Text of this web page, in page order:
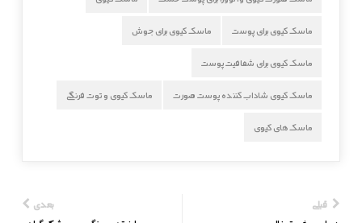
ماسک کیوی برای پوست ماسک کیوی برای جوش
ماسک کیوی برای شفافیت پوست
ماسک کیوی شاداب کننده پوست صورت ماسک کیوی و توت فرنگی
ماسک های کیوی
قبلی
بعدی